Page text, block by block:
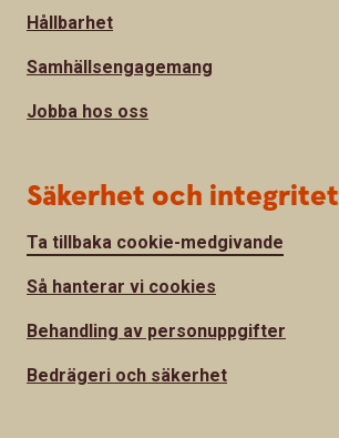
Hållbarhet
Samhällsengagemang
Jobba hos oss
Säkerhet och integritet
Ta tillbaka cookie-medgivande
Så hanterar vi cookies
Behandling av personuppgifter
Bedrägeri och säkerhet